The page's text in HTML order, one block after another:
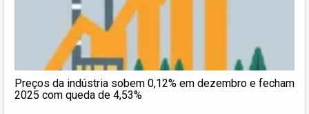
Preços da indústria sobem 0,12% em dezembro e fecham
2025 com queda de 4,53%